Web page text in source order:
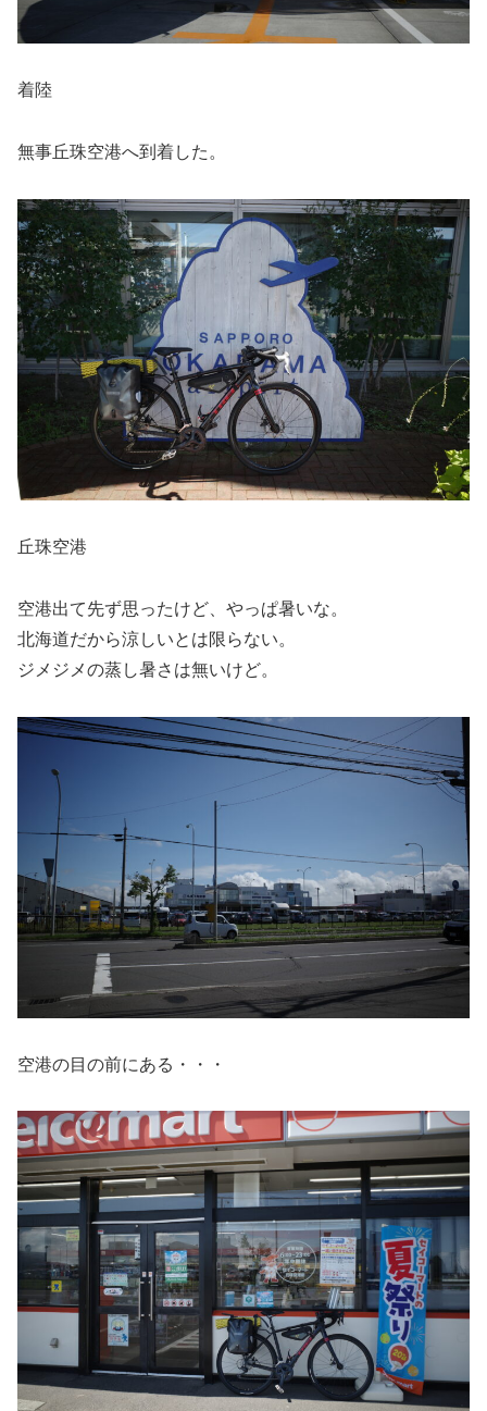
着陸
無事丘珠空港へ到着した。
丘珠空港
空港出て先ず思ったけど、やっぱ暑いな。
北海道だから涼しいとは限らない。
ジメジメの蒸し暑さは無いけど。
空港の目の前にある・・・